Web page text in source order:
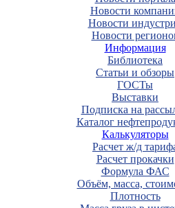
Новости
Новости
Новости
Информация
Библиотека
Статьи и обзоры
ГОСТы
Выставки
Подписка на
Каталог
Калькуляторы
Расчет ж/д
Расчет прокачки
Формула ФАС
Объём, масса,
Плотность